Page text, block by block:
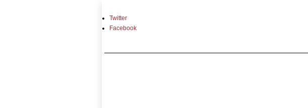
Twitter
Facebook